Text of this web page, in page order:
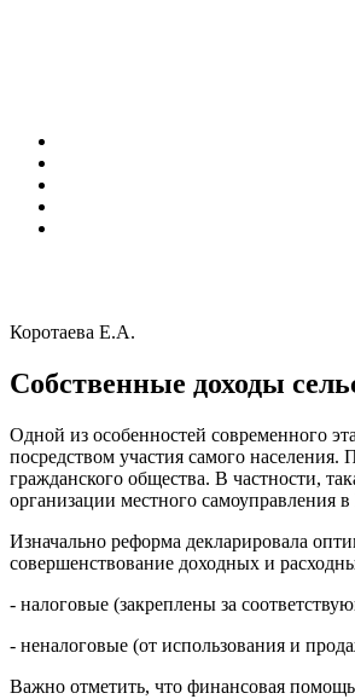
Коротаева Е.А.
Собственные доходы
Одной из особенностей современного
посредством участия самого
гражданского общества. В частности,
организации местного
Изначально реформа декларировала
совершенствование доходных и
- налоговые (закреплены за
- неналоговые (от использования и
Важно отметить, что финансовая